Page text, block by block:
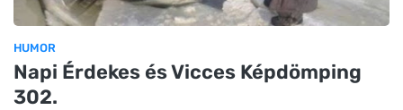
HUMOR
Napi Érdekes és Vicces Képdömping
302.